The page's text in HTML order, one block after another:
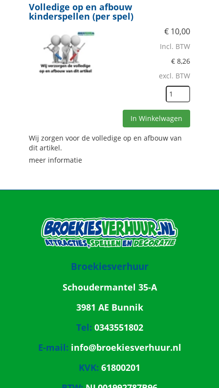
Volledige op en afbouw
kinderspellen (per spel)
€ 10,00
Incl. BTW
€ 8,26
excl. BTW
In Winkelwagen
Wij zorgen voor de volledige op en afbouw van
dit artikel.
meer informatie
Broekiesverhuur
Schoudermantel 35-A
3981 AE Bunnik
Tel: 0343551802
E-mail: info@broekiesverhuur.nl
KVK: 61800201